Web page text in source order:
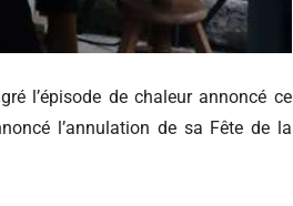
l’épisode de chaleur annoncé ce
l’annulation de sa Fête de la